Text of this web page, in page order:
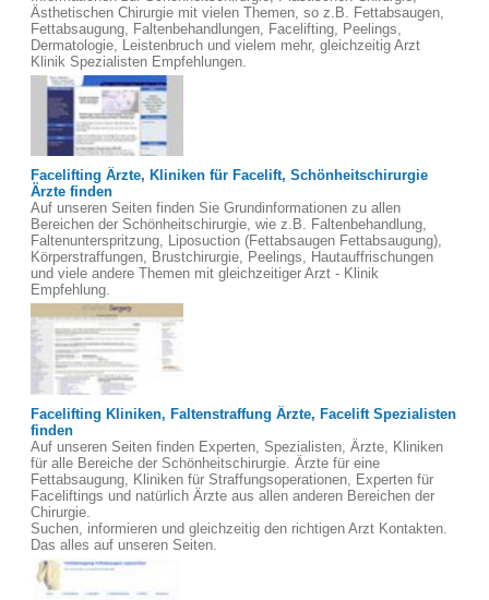
Ästhetischen Chirurgie mit vielen Themen, so z.B. Fettabsaugen,
Fettabsaugung, Faltenbehandlungen, Facelifting, Peelings,
Dermatologie, Leistenbruch und vielem mehr, gleichzeitig Arzt
Klinik Spezialisten Empfehlungen.
Facelifting Ärzte, Kliniken für Facelift, Schönheitschirurgie
Ärzte finden
Auf unseren Seiten finden Sie Grundinformationen zu allen
Bereichen der Schönheitschirurgie, wie z.B. Faltenbehandlung,
Faltenunterspritzung, Liposuction (Fettabsaugen Fettabsaugung),
Körperstraffungen, Brustchirurgie, Peelings, Hautauffrischungen
und viele andere Themen mit gleichzeitiger Arzt - Klinik
Empfehlung.
Facelifting Kliniken, Faltenstraffung Ärzte, Facelift Spezialisten
finden
Auf unseren Seiten finden Experten, Spezialisten, Ärzte, Kliniken
für alle Bereiche der Schönheitschirurgie. Ärzte für eine
Fettabsaugung, Kliniken für Straffungsoperationen, Experten für
Faceliftings und natürlich Ärzte aus allen anderen Bereichen der
Chirurgie.
Suchen, informieren und gleichzeitig den richtigen Arzt Kontakten.
Das alles auf unseren Seiten.